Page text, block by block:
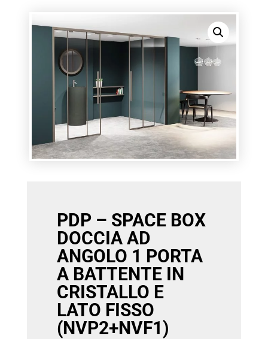
PDP – SPACE BOX
DOCCIA AD
ANGOLO 1 PORTA
A BATTENTE IN
CRISTALLO E
LATO FISSO
(NVP2+NVF1)